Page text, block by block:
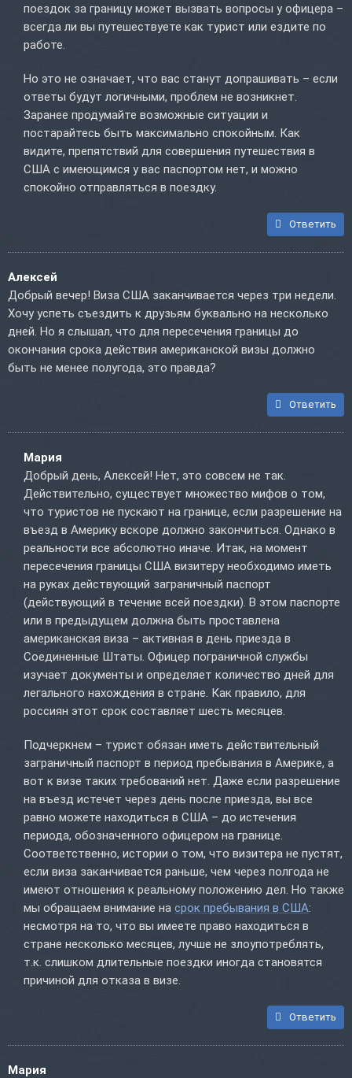
поездок за границу может вызвать вопросы у офицера –
всегда ли вы путешествуете как турист или ездите по
работе.
Но это не означает, что вас станут допрашивать – если
ответы будут логичными, проблем не возникнет.
Заранее продумайте возможные ситуации и
постарайтесь быть максимально спокойным. Как
видите, препятствий для совершения путешествия в
США с имеющимся у вас паспортом нет, и можно
спокойно отправляться в поездку.
Ответить
Алексей
Добрый вечер! Виза США заканчивается через три недели.
Хочу успеть съездить к друзьям буквально на несколько
дней. Но я слышал, что для пересечения границы до
окончания срока действия американской визы должно
быть не менее полугода, это правда?
Ответить
Мария
Добрый день, Алексей! Нет, это совсем не так.
Действительно, существует множество мифов о том,
что туристов не пускают на границе, если разрешение на
въезд в Америку вскоре должно закончиться. Однако в
реальности все абсолютно иначе. Итак, на момент
пересечения границы США визитеру необходимо иметь
на руках действующий заграничный паспорт
(действующий в течение всей поездки). В этом паспорте
или в предыдущем должна быть проставлена
американская виза – активная в день приезда в
Соединенные Штаты. Офицер пограничной службы
изучает документы и определяет количество дней для
легального нахождения в стране. Как правило, для
россиян этот срок составляет шесть месяцев.
Подчеркнем – турист обязан иметь действительный
заграничный паспорт в период пребывания в Америке, а
вот к визе таких требований нет. Даже если разрешение
на въезд истечет через день после приезда, вы все
равно можете находиться в США – до истечения
периода, обозначенного офицером на границе.
Соответственно, истории о том, что визитера не пустят,
если виза заканчивается раньше, чем через полгода не
имеют отношения к реальному положению дел. Но также
мы обращаем внимание на срок пребывания в США:
несмотря на то, что вы имеете право находиться в
стране несколько месяцев, лучше не злоупотреблять,
т.к. слишком длительные поездки иногда становятся
причиной для отказа в визе.
Ответить
Мария